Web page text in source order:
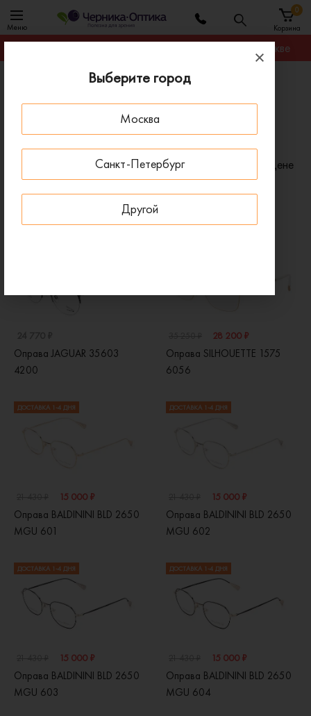
Выберите город
Москва
Санкт-Петербург
Другой
Меню Корзина
0
Гарантируем лучшую цену на любую оправу в Москве
Оправы для очков
Оправы женские овальные
Женские овальные оправы для очков
Сортировать по: Цене
Пол: Женские x Форма: Овальные x
Оправа JAGUAR 35603
4200
28 200 ₽
Оправа SILHOUETTE 1575
6056
ДОСТАВКА 1-4 ДНЯ
15 000 ₽
Оправа BALDININI BLD 2650
MGU 601
ДОСТАВКА 1-4 ДНЯ
15 000 ₽
Оправа BALDININI BLD 2650
MGU 602
ДОСТАВКА 1-4 ДНЯ
15 000 ₽
Оправа BALDININI BLD 2650
MGU 603
ДОСТАВКА 1-4 ДНЯ
15 000 ₽
Оправа BALDININI BLD 2650
MGU 604